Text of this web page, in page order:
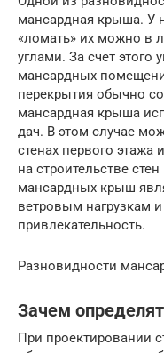
мансардная крыша. У
«ломать» их можно в
углами. За счет
мансардных
перекрытия обычно
мансардная крыша
дач. В этом случае
стенах первого этажа
на строительстве
мансардных крыш
ветровым нагрузкам и
привлекательность.
Разновидности
Зачем
При проектировании